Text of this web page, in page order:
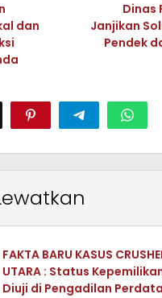
dan
Dinas
Janjikan
Pendek
FAKTA BARU KASUS
UTARA : Status
Diuji di Pengadilan